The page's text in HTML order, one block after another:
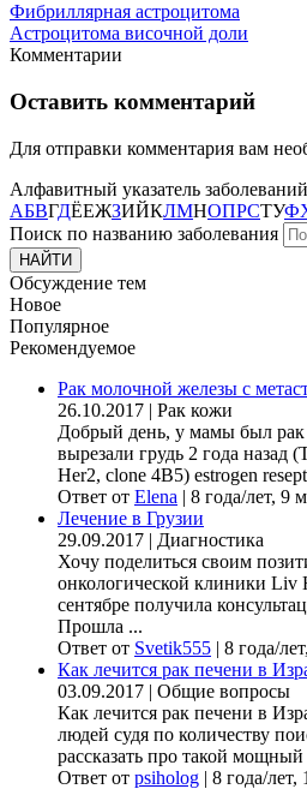
Фибриллярная астроцитома
Астроцитома височной доли
Комментарии
Оставить комментарий
Для отправки комментария вам
Алфавитный указатель заболеваний
АБВГДЁЕЖЗИЙКЛМНОПРСТУФ
Поиск по названию заболевания
Обсуждение тем
Новое
Популярное
Рекомендуемое
Рак молочной железы с
26.10.2017 | Рак кожи
Добрый день, у мамы был
вырезали грудь 2 года назад
Her2, clone 4B5) estrogen
Ответ от Elena | 8 года/лет, 9
Лечение в Грузии
29.09.2017 | Диагностика
Хочу поделиться своим
онкологической клиники Liv
сентябре получила
Прошла ...
Ответ от Svetik555 | 8 года/
Как лечится рак печени в
03.09.2017 | Общие вопросы
Как лечится рак печени в
людей судя по количеству
рассказать про такой мощный
Ответ от psiholog | 8 года/лет,